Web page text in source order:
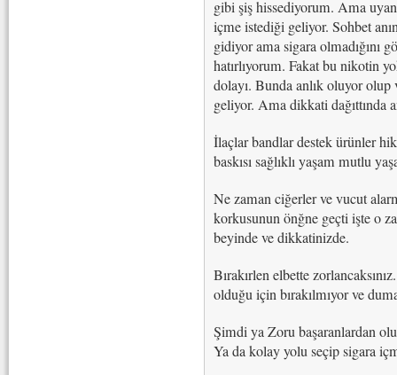
gibi şiş hissediyorum. Ama
içme istediği geliyor. Sohbet
gidiyor ama sigara olmadığını
hatırlıyorum. Fakat bu nikotin
dolayı. Bunda anlık oluyor
geliyor. Ama dikkati dağıttında
İlaçlar bandlar destek ürünler
baskısı sağlıklı yaşam mutlu
Ne zaman ciğerler ve vucut
korkusunun önğne geçti işte o
beyinde ve dikkatinizde.
Bırakırlen elbette
olduğu için bırakılmıyor ve
Şimdi ya Zoru başaranlardan
Ya da kolay yolu seçip sigara